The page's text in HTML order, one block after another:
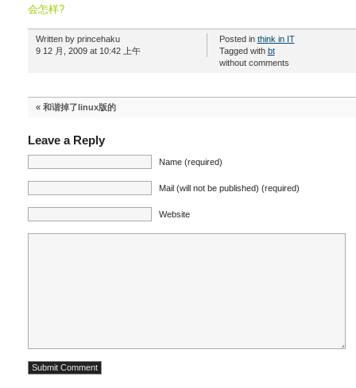
会怎样?
Written by princehaku
9 12 月, 2009 at 10:42 上午
Posted in think in IT
Tagged with bt
without comments
« 和谐掉了linux版的
Leave a Reply
Name (required)
Mail (will not be published) (required)
Website